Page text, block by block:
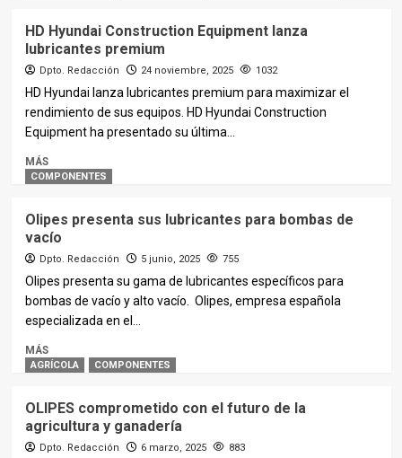
HD Hyundai Construction Equipment lanza
lubricantes premium
Dpto. Redacción 24 noviembre, 2025 1032
HD Hyundai lanza lubricantes premium para maximizar el
rendimiento de sus equipos. HD Hyundai Construction
Equipment ha presentado su última...
MÁS
COMPONENTES
Olipes presenta sus lubricantes para bombas de
vacío
Dpto. Redacción 5 junio, 2025 755
Olipes presenta su gama de lubricantes específicos para
bombas de vacío y alto vacío. Olipes, empresa española
especializada en el...
MÁS
AGRÍCOLA COMPONENTES
OLIPES comprometido con el futuro de la
agricultura y ganadería
Dpto. Redacción 6 marzo, 2025 883